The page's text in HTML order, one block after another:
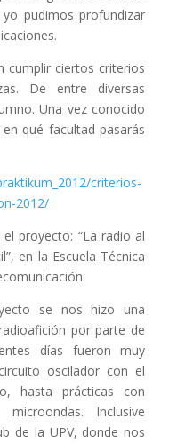
pudimos profundizar
cumplir ciertos criterios
De entre diversas
Una vez conocido
qué facultad pasarás
criterios-
2012/
proyecto: “La radio al
en la Escuela Técnica
se nos hizo una
por parte de
días fueron muy
oscilador con el
hasta prácticas con
Inclusive
de la UPV, donde nos